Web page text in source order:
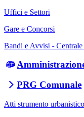
Uffici e Settori
Gare e Concorsi
Bandi e Avvisi -
PRG Comunale
Atti strumento urbanistico